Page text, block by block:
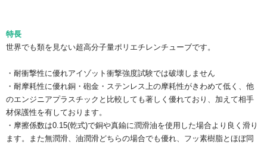
特長
世界でも類を見ない超高分子量ポリエチレンチューブです。
・耐衝撃性に優れアイゾット衝撃強度試験では破壊しません
・耐摩耗性に優れ銅・砲金・ステンレス上の摩耗性がきわめて低く、他
のエンジニアプラスチックと比較しても著しく優れており、加えて相手
材保護性を有しております。
・摩擦係数は0.15(乾式)で銅や真鍮に潤滑油を使用した場合より良く滑り
ます。また無潤滑、油潤滑どちらの場合でも優れ、フッ素樹脂とほぼ同